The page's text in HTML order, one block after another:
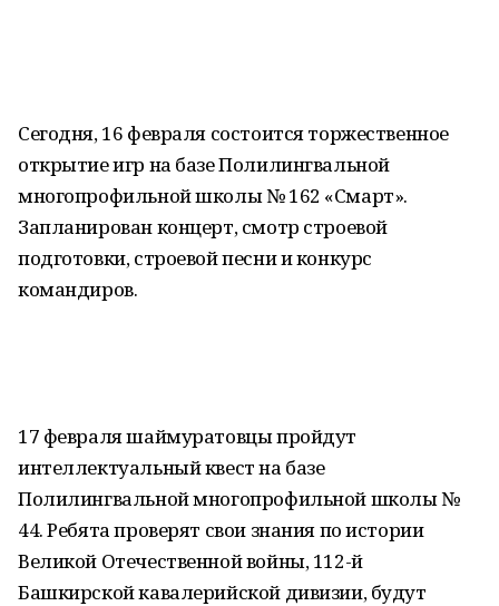
Сегодня, 16 февраля состоится торжественное
открытие игр на базе Полилингвальной
многопрофильной школы № 162 «Смарт».
Запланирован концерт, смотр строевой
подготовки, строевой песни и конкурс
командиров.
17 февраля шаймуратовцы пройдут
интеллектуальный квест на базе
Полилингвальной многопрофильной школы №
44. Ребята проверят свои знания по истории
Великой Отечественной войны, 112-й
Башкирской кавалерийской дивизии, будут